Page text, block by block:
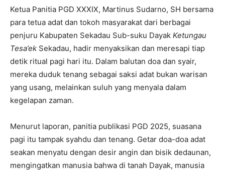
Ketua Panitia PGD XXXIX, Martinus Sudarno, SH bersama
para tetua adat dan tokoh masyarakat dari berbagai
penjuru Kabupaten Sekadau Sub-suku Dayak Ketungau
Tesa’ek Sekadau, hadir menyaksikan dan meresapi tiap
detik ritual pagi hari itu. Dalam balutan doa dan syair,
mereka duduk tenang sebagai saksi adat bukan warisan
yang usang, melainkan suluh yang menyala dalam
kegelapan zaman.
Menurut laporan, panitia publikasi PGD 2025, suasana
pagi itu tampak syahdu dan tenang. Getar doa-doa adat
seakan menyatu dengan desir angin dan bisik dedaunan,
mengingatkan manusia bahwa di tanah Dayak, manusia